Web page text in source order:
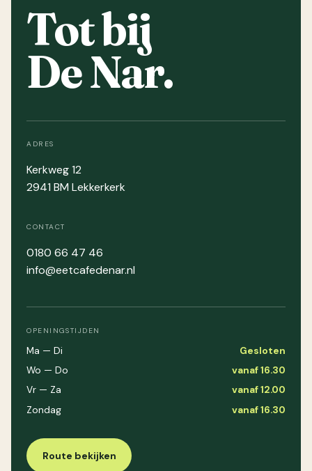
Tot bij
De Nar.
ADRES
Kerkweg 12
2941 BM Lekkerkerk
CONTACT
0180 66 47 46
info@eetcafedenar.nl
OPENINGSTIJDEN
Ma — Di
Gesloten
Wo — Do
vanaf 16.30
Vr — Za
vanaf 12.00
Zondag
vanaf 16.30
Route bekijken